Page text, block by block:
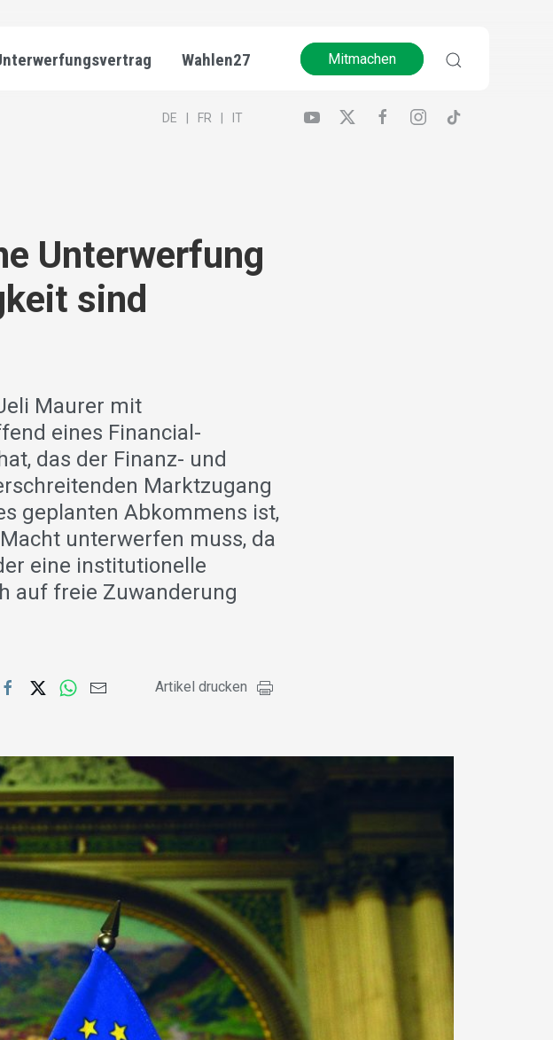
Wahlen27 Mitmachen
DE FR IT
Unterwerfung
sind
Maurer mit
eines Financial-
das der Finanz- und
Marktzugang
geplanten Abkommens ist,
unterwerfen muss, da
eine institutionelle
auf freie Zuwanderung
Artikel drucken